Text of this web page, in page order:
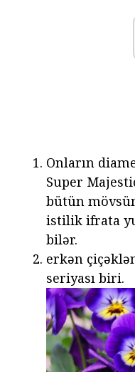
Onların
Super
bütün
istilik ifrata
bilər.
erkən
seriyası biri.